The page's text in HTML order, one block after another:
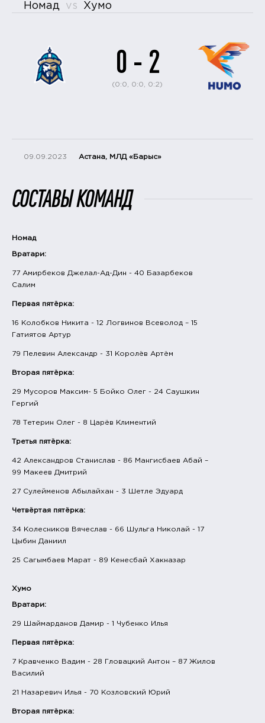
Номад vs Хумо
0 - 2
(0:0, 0:0, 0:2)
09.09.2023 Астана, МЛД «Барыс»
СОСТАВЫ КОМАНД
Номад
Вратари:
77 Амирбеков Джелал-Ад-Дин - 40 Базарбеков
Салим
Первая пятёрка:
16 Колобков Никита - 12 Логвинов Всеволод – 15
Гатиятов Артур
79 Пелевин Александр - 31 Королёв Артём
Вторая пятёрка:
29 Мусоров Максим- 5 Бойко Олег - 24 Саушкин
Гергий
78 Тетерин Олег - 8 Царёв Климентий
Третья пятёрка:
42 Александров Станислав - 86 Мангисбаев Абай –
99 Макеев Дмитрий
27 Сулейменов Абылайхан - 3 Шетле Эдуард
Четвёртая пятёрка:
34 Колесников Вячеслав - 66 Шульга Николай - 17
Цыбин Даниил
25 Сагымбаев Марат - 89 Кенесбай Хакназар
Хумо
Вратари:
29 Шаймарданов Дамир - 1 Чубенко Илья
Первая пятёрка:
7 Кравченко Вадим - 28 Гловацкий Антон – 87 Жилов
Василий
21 Назаревич Илья - 70 Козловский Юрий
Вторая пятёрка: